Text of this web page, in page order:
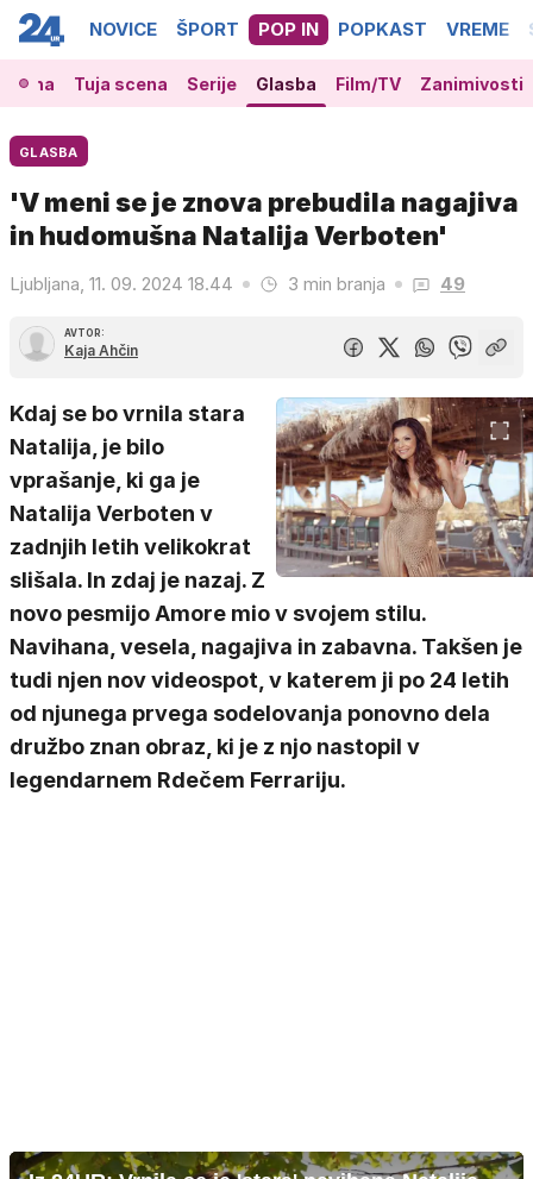
NOVICE ŠPORT POP IN POPKAST VREME
Tuja scena Serije Glasba Film/TV Zanimivosti
GLASBA
'V meni se je znova prebudila nagajiva
in hudomušna Natalija Verboten'
Ljubljana, 11. 09. 2024 18.44 3 min branja 49
AVTOR:
Kaja Ahčin
Kdaj se bo vrnila stara
Natalija, je bilo
vprašanje, ki ga je
Natalija Verboten v
zadnjih letih velikokrat
slišala. In zdaj je nazaj. Z
novo pesmijo Amore mio v svojem stilu.
Navihana, vesela, nagajiva in zabavna. Takšen je
tudi njen nov videospot, v katerem ji po 24 letih
od njunega prvega sodelovanja ponovno dela
družbo znan obraz, ki je z njo nastopil v
legendarnem Rdečem Ferrariju.